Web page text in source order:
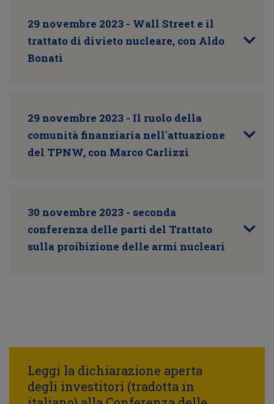
29 novembre 2023 - Wall Street e il
trattato di divieto nucleare, con Aldo
Bonati
29 novembre 2023 - Il ruolo della
comunità finanziaria nell'attuazione
del TPNW, con Marco Carlizzi
30 novembre 2023 - seconda
conferenza delle parti del Trattato
sulla proibizione delle armi nucleari
Leggi la dichiarazione aperta
degli investitori (tradotta in